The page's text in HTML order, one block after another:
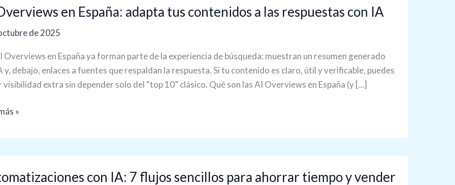
en España: adapta tus contenidos a las respuestas con IA
de 2025
Overviews en España ya forman parte de la experiencia de búsqueda: muestran un resumen generado
y, debajo, enlaces a fuentes que respaldan la respuesta. Si tu contenido es claro, útil y verificable, puedes
visibilidad extra sin depender solo del “top 10” clásico. Qué son las AI Overviews en España (y […]
»
con IA: 7 flujos sencillos para ahorrar tiempo y vender